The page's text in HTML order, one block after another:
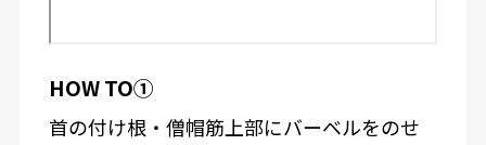
HOW TO①
首の付け根・僧帽筋上部にバーベルをのせ